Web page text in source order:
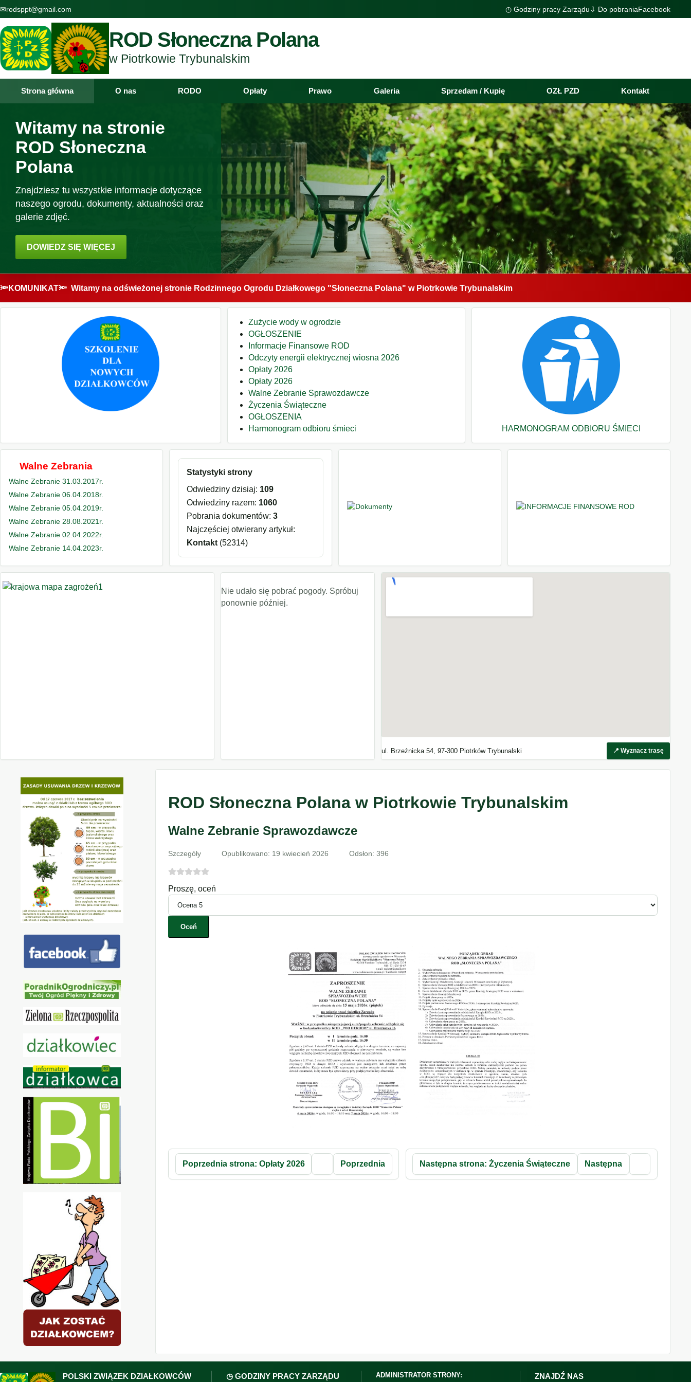
✉rodsppt@gmail.com ◷ Godziny pracy Zarządu⇩ Do pobraniaFacebook
ROD Słoneczna Polana
w Piotrkowie Trybunalskim
Strona główna O nas RODO Opłaty Prawo Galeria Sprzedam / Kupię OZŁ PZD Kontakt
Witamy na stronie
ROD Słoneczna
Polana
Znajdziesz tu wszystkie informacje dotyczące
naszego ogrodu, dokumenty, aktualności oraz
galerie zdjęć.
DOWIEDZ SIĘ WIĘCEJ
🔦KOMUNIKAT🔦 Witamy na odświeżonej stronie Rodzinnego Ogrodu Działkowego "Słoneczna Polana" w Piotrkowie Trybunalskim
Zużycie wody w ogrodzie
OGŁOSZENIE
Informacje Finansowe ROD
Odczyty energii elektrycznej wiosna 2026
Opłaty 2026
Opłaty 2026
Walne Zebranie Sprawozdawcze
Życzenia Świąteczne
OGŁOSZENIA
Harmonogram odbioru śmieci
HARMONOGRAM ODBIORU ŚMIECI
Walne Zebrania
Walne Zebranie 31.03.2017r.
Walne Zebranie 06.04.2018r.
Walne Zebranie 05.04.2019r.
Walne Zebranie 28.08.2021r.
Walne Zebranie 02.04.2022r.
Walne Zebranie 14.04.2023r.
Statystyki strony
Odwiedziny dzisiaj: 109
Odwiedziny razem: 1060
Pobrania dokumentów: 3
Najczęściej otwierany artykuł:
Kontakt (52314)
Nie udało się pobrać pogody. Spróbuj
ponownie później.
ul. Brzeźnicka 54, 97-300 Piotrków Trybunalski 📍 Wyznacz trasę
ROD Słoneczna Polana w Piotrkowie Trybunalskim
Walne Zebranie Sprawozdawcze
Szczegóły Opublikowano: 19 kwiecień 2026 Odsłon: 396
Proszę, oceń
Poprzednia strona: Opłaty 2026 Poprzednia Następna strona: Życzenia Świąteczne Następna
POLSKI ZWIĄZEK DZIAŁKOWCÓW ◷ GODZINY PRACY ZARZĄDU ADMINISTRATOR STRONY: ZNAJDŹ NAS